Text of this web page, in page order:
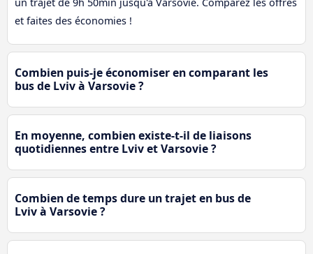
et faites des économies !
Combien puis-je économiser en comparant les
bus de Lviv à Varsovie ?
En moyenne, combien existe-t-il de liaisons
quotidiennes entre Lviv et Varsovie ?
Combien de temps dure un trajet en bus de
Lviv à Varsovie ?